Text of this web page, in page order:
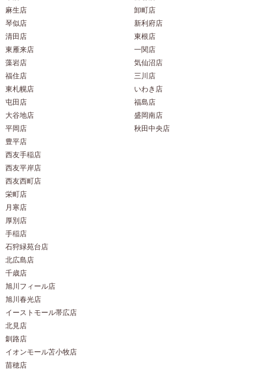
麻生店
卸町店
琴似店
新利府店
清田店
東根店
東雁来店
一関店
藻岩店
気仙沼店
福住店
三川店
東札幌店
いわき店
屯田店
福島店
大谷地店
盛岡南店
平岡店
秋田中央店
豊平店
西友手稲店
西友平岸店
西友西町店
栄町店
月寒店
厚別店
手稲店
石狩緑苑台店
北広島店
千歳店
旭川フィール店
旭川春光店
イーストモール帯広店
北見店
釧路店
イオンモール苫小牧店
苗穂店